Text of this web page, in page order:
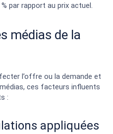
par rapport au prix actuel.
médias de la
l’offre ou la demande et
ces facteurs influents
:
appliquées